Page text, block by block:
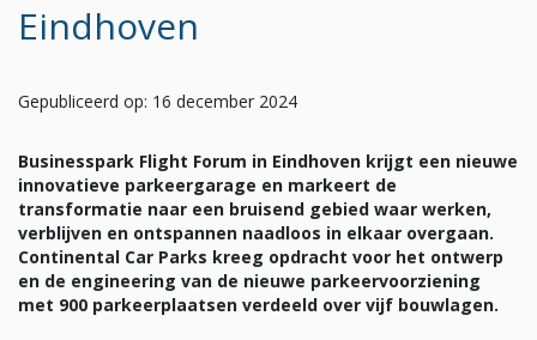
Eindhoven
Gepubliceerd op: 16 december 2024
Businesspark Flight Forum in Eindhoven krijgt een nieuwe
innovatieve parkeergarage en markeert de
transformatie naar een bruisend gebied waar werken,
verblijven en ontspannen naadloos in elkaar overgaan.
Continental Car Parks kreeg opdracht voor het ontwerp
en de engineering van de nieuwe parkeervoorziening
met 900 parkeerplaatsen verdeeld over vijf bouwlagen.